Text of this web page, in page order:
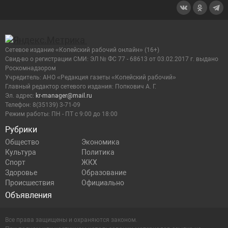
Рубрики
Общество
Экономика
Культура
Политика
Спорт
ЖКХ
Здоровье
Образование
Происшествия
Официально
Объявления
Сетевое издание «Копейский рабочий онлайн» (16+)
Cвид-во о регистрации СМИ: ЭЛ № ФС 77 - 68613 от 03.02.2017 г. выдано
Роскомнадзором
Учредитель: АНО «Редакция газеты «Копейский рабочий»
Главный редактор сетевого издания: Попкович А. Г.
Эл. адрес: kr-manager@mail.ru
Телефон: 8(35139) 3-71-09
Режим работы: ПН - ПТ с 9:00 до 18:00
Все права защищены и охраняются законом.